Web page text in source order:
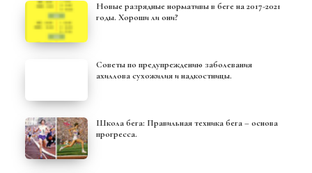
Новые разрядные нормативы в беге на 2017-2021
годы. Хороши ли они?
Советы по предупреждению заболевания
ахиллова сухожилия и надкостницы.
Школа бега: Правильная техника бега – основа
прогресса.